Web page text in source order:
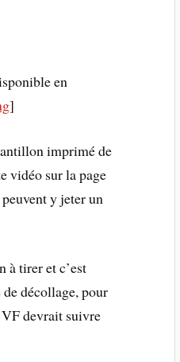
en
]
imprimé de
vidéo sur la page
y jeter un
à tirer et c’est
décollage, pour
devrait suivre